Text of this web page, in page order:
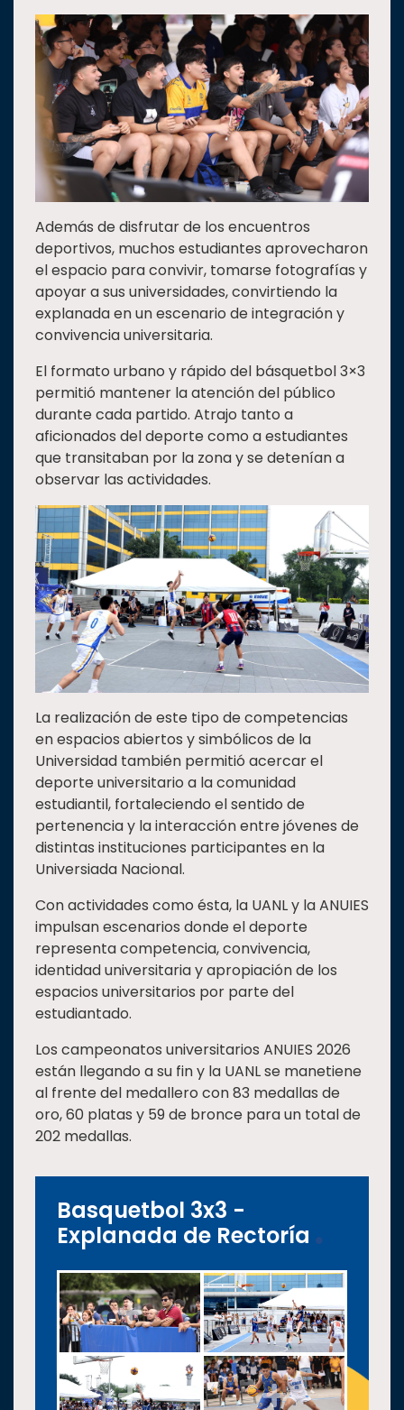
Historia
Universiada
Nacional
Además de disfrutar de los encuentros
deportivos, muchos estudiantes aprovecharon
el espacio para convivir, tomarse fotografías y
apoyar a sus universidades, convirtiendo la
explanada en un escenario de integración y
convivencia universitaria.
El formato urbano y rápido del básquetbol 3×3
permitió mantener la atención del público
durante cada partido. Atrajo tanto a
aficionados del deporte como a estudiantes
que transitaban por la zona y se detenían a
observar las actividades.
La realización de este tipo de competencias
en espacios abiertos y simbólicos de la
Universidad también permitió acercar el
deporte universitario a la comunidad
estudiantil, fortaleciendo el sentido de
pertenencia y la interacción entre jóvenes de
distintas instituciones participantes en la
Universiada Nacional.
Con actividades como ésta, la UANL y la ANUIES
impulsan escenarios donde el deporte
representa competencia, convivencia,
identidad universitaria y apropiación de los
espacios universitarios por parte del
estudiantado.
Los campeonatos universitarios ANUIES 2026
están llegando a su fin y la UANL se manetiene
al frente del medallero con 83 medallas de
oro, 60 platas y 59 de bronce para un total de
202 medallas.
Basquetbol 3x3 -
Explanada de Rectoría